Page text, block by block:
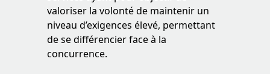
valoriser la volonté de maintenir un
niveau d’exigences élevé, permettant
de se différencier face à la
concurrence.